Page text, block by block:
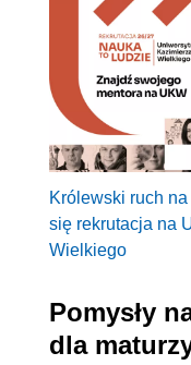
Królewski ruch
się rekrutacja na
Wielkiego
Pomysły
dla